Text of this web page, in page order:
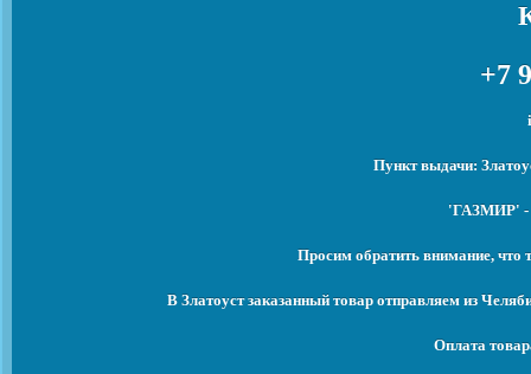
+7
Пункт выдачи:
'ГАЗМИР' -
Просим обратить внимание, что
В Златоуст заказанный товар отправляем из
Оплата